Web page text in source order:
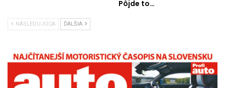
Pôjde to…
NÁSLEDUJÚCA ĎALŠIA